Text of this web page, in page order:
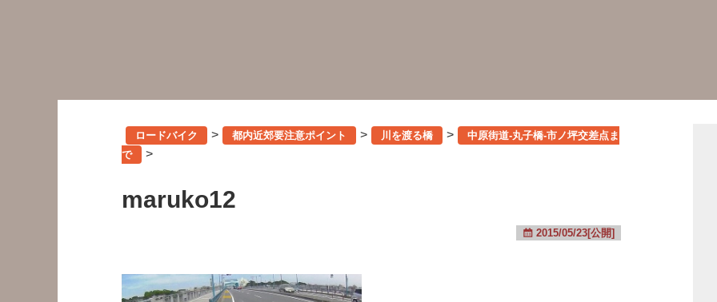
ロードバイク > 都内近郊要注意ポイント > 川を渡る橋 >
中原街道-丸子橋-市ノ坪交差点ま
で
>
maruko12
2015/05/23[公開]